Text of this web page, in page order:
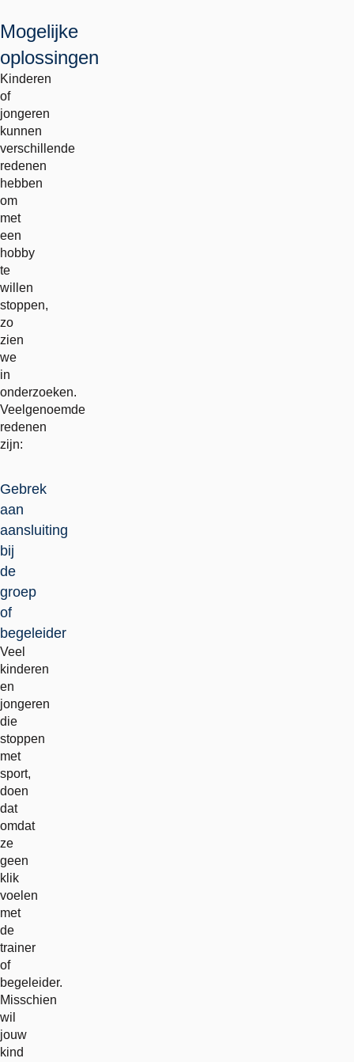
Mogelijke
oplossingen
Kinderen
of
jongeren
kunnen
verschillende
redenen
hebben
om
met
een
hobby
te
willen
stoppen,
zo
zien
we
in
onderzoeken.
Veelgenoemde
redenen
zijn:
Gebrek
aan
aansluiting
bij
de
groep
of
begeleider
Veel
kinderen
en
jongeren
die
stoppen
met
sport,
doen
dat
omdat
ze
geen
klik
voelen
met
de
trainer
of
begeleider.
Misschien
wil
jouw
kind